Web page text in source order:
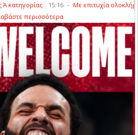
15:16 - Με επιτυχία
περισσότερα